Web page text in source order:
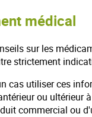
médical
sur les
strictement
cas utiliser ces
ou ultérieur
commercial ou